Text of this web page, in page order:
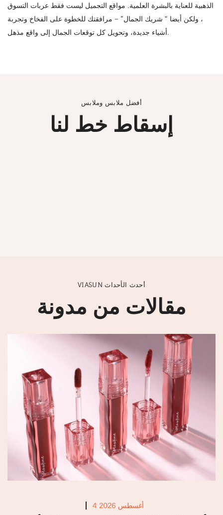
الذهبية للعناية بالبشرة العلمية. مواقع التجميل ليست فقط عربات التسوق
، ولكن أيضا “ شريك الجمال” – مرافقتك للخطوة على الفخاخ وتجربة
أشياء جديدة، وتحويل كل توقعات الجمال إلى واقع مذهل.
أفضل ملابس وملابس
إسقاط خط لنا
VIASUN أحدث الأحداث
مقالات من مدونة
4 أغسطس 2026